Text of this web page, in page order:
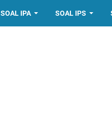
SOAL IPA SOAL IPS